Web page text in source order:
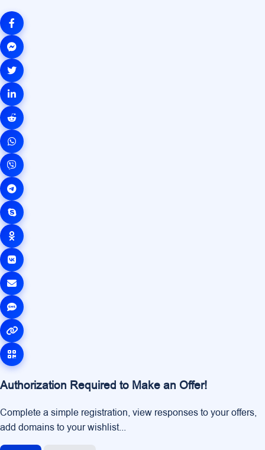
Authorization Required to Make an Offer!
Complete a simple registration, view responses to your offers,
add domains to your wishlist...